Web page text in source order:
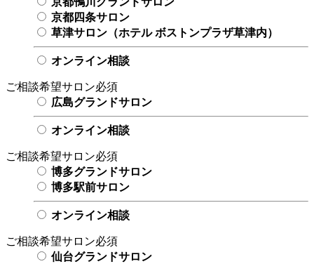
京都四条サロン
草津サロン（ホテル ボストンプラザ草津内）
オンライン相談
ご相談希望サロン必須
広島グランドサロン
オンライン相談
ご相談希望サロン必須
博多グランドサロン
博多駅前サロン
オンライン相談
ご相談希望サロン必須
仙台グランドサロン